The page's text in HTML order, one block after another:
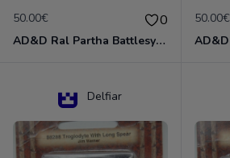
50.00€ 0
AD&D Ral Partha Battlesystem Miniatures Pack Iron Lord Dwarf Crossbowmen 11-854
50.00€
Delfiar